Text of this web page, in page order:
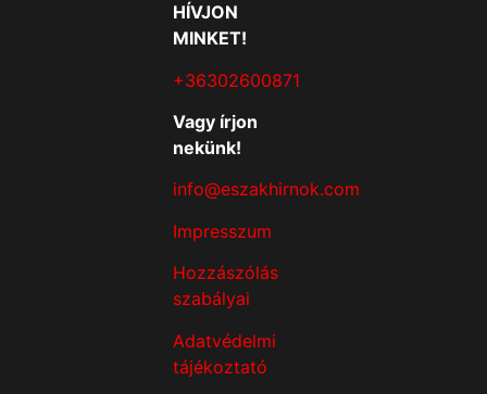
HÍVJON
MINKET!
+36302600871
Vagy írjon
nekünk!
info@eszakhirnok.com
Impresszum
Hozzászólás
szabályai
Adatvédelmi
tájékoztató